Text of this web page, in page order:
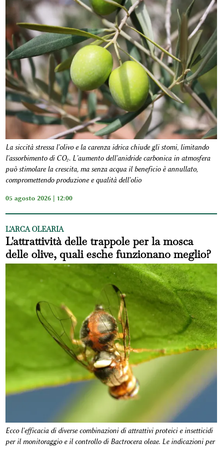
La siccità stressa l'olivo e la carenza idrica chiude gli stomi, limitando
l'assorbimento di CO₂. L'aumento dell'anidride carbonica in atmosfera
può stimolare la crescita, ma senza acqua il beneficio è annullato,
compromettendo produzione e qualità dell'olio
05 agosto 2026 | 12:00
L'ARCA OLEARIA
L'attrattività delle trappole per la mosca
delle olive, quali esche funzionano meglio?
Ecco l'efficacia di diverse combinazioni di attrattivi proteici e insetticidi
per il monitoraggio e il controllo di Bactrocera oleae. Le indicazioni per